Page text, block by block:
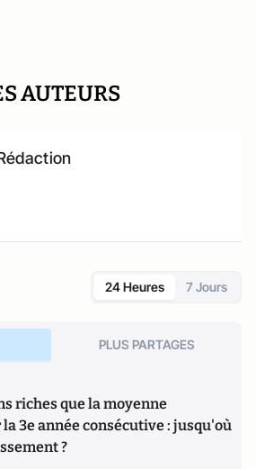
AUTEURS
24 Heures 7 Jours
PLUS PARTAGES
riches que la moyenne
3e année consécutive : jusqu'où
?